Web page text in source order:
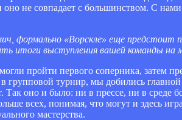
оно не совпадает с большинством. С
формально «Ворскле» еще предстоит
итоги выступления вашей команды на
пройти первого соперника, затем
групповой турнир, мы добились
Так оно и было: ни в прессе, ни в среде
всех, понимая, что могут и здесь
мастерства.